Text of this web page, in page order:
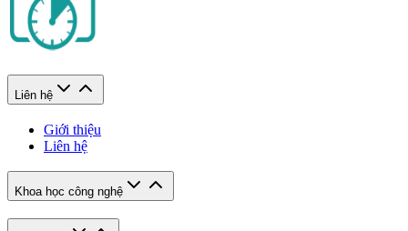
Liên hệ
Giới thiệu
Liên hệ
Khoa học công nghệ